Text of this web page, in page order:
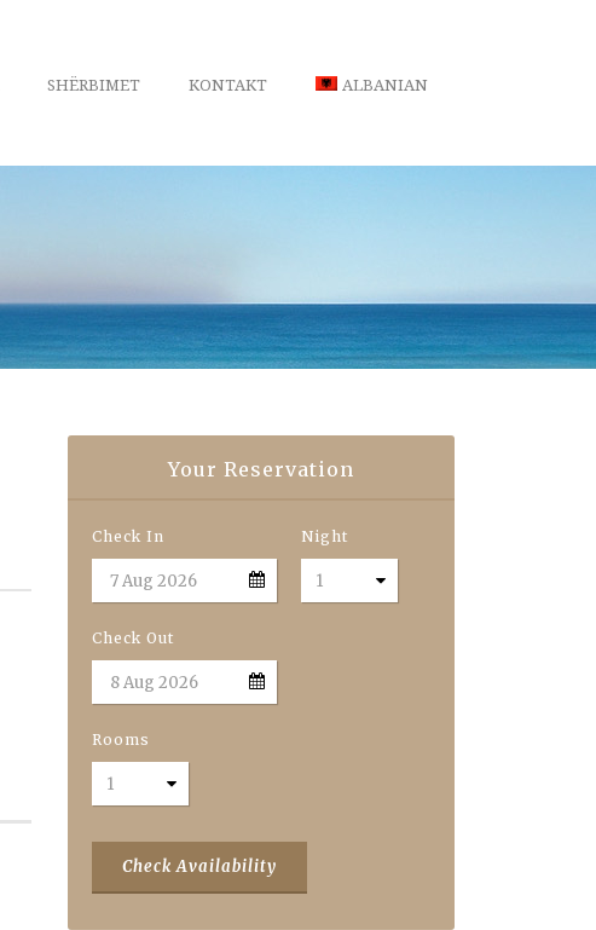
SHËRBIMET KONTAKT ALBANIAN
Your Reservation
Check In Night
Check Out
Rooms